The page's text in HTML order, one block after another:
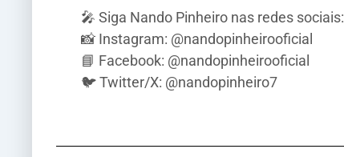
🎤 Siga Nando Pinheiro nas redes sociais:
📸 Instagram: @nandopinheirooficial
📘 Facebook: @nandopinheirooficial
🐦 Twitter/X: @nandopinheiro7